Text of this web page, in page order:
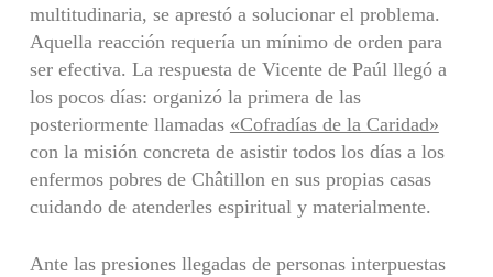
multitudinaria, se aprestó a solucionar el problema.
Aquella reacción requería un mínimo de orden para
ser efectiva. La respuesta de Vicente de Paúl llegó a
los pocos días: organizó la primera de las
posteriormente llamadas «Cofradías de la Caridad»
con la misión concreta de asistir todos los días a los
enfermos pobres de Châtillon en sus propias casas
cuidando de atenderles espiritual y materialmente.
Ante las presiones llegadas de personas interpuestas